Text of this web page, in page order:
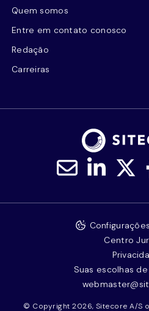
Quem somos
Entre em contato conosco
Redação
Carreiras
© Copyright 2026, Sitecore A/S
Centro
Suas escolhas